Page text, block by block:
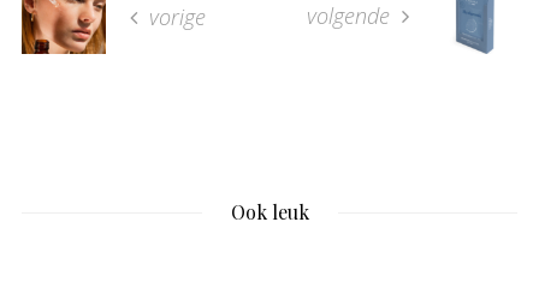
vorige volgende
Ook leuk